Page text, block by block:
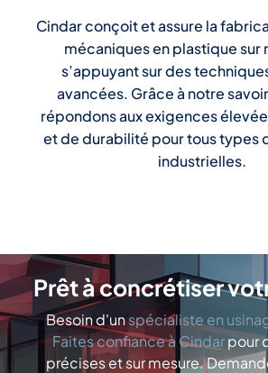
Cindar conçoit et assure la
mécaniques en plastique sur
s’appuyant sur des
avancées. Grâce à notre
répondons aux exigences
et de durabilité pour tous types
industrielles.
Page d'accueil
Prêt à concrétiser
Besoin d'unspécialiste en
Faites confiance à Cindarpour
précises et sur mesure.